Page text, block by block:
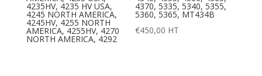
4235HV, 4235 HV USA,
4245 NORTH AMERICA,
4245HV, 4255 NORTH
AMERICA, 4255HV, 4270
NORTH AMERICA, 4292
4370, 5335, 5340, 5355,
5360, 5365, MT434B
€450,00 HT